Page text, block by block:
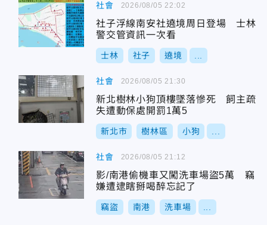
社會
社子浮線南安社遶境周日登場 士林
警交管資訊一次看
士林 社子 遶境
2026/08/05 22:02
社會
新北樹林小狗頂樓墜落慘死 飼主疏
失遭動保處開罰1萬5
新北市 樹林區 小狗
2026/08/05 21:30
社會
影/南港偷機車又闖洗車場盜5萬 竊
嫌遭逮瞎掰喝醉忘記了
竊盜 南港 洗車場
2026/08/05 21:12